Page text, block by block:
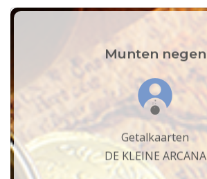
Munten negen
Getalkaarten
DE KLEINE ARCANA